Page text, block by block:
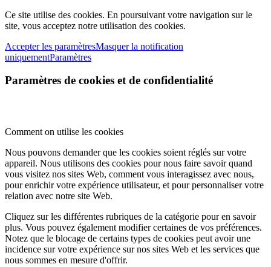
Ce site utilise des cookies. En poursuivant votre navigation sur le
site, vous acceptez notre utilisation des cookies.
Accepter les paramètresMasquer la notification
uniquementParamètres
Paramètres de cookies et de confidentialité
Comment on utilise les cookies
Nous pouvons demander que les cookies soient réglés sur votre
appareil. Nous utilisons des cookies pour nous faire savoir quand
vous visitez nos sites Web, comment vous interagissez avec nous,
pour enrichir votre expérience utilisateur, et pour personnaliser votre
relation avec notre site Web.
Cliquez sur les différentes rubriques de la catégorie pour en savoir
plus. Vous pouvez également modifier certaines de vos préférences.
Notez que le blocage de certains types de cookies peut avoir une
incidence sur votre expérience sur nos sites Web et les services que
nous sommes en mesure d'offrir.